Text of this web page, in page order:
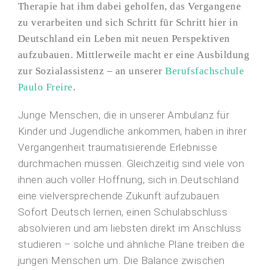
Therapie hat ihm dabei geholfen, das Vergangene
zu verarbeiten und sich Schritt für Schritt hier in
Deutschland ein Leben mit neuen Perspektiven
aufzubauen. Mittlerweile macht er eine Ausbildung
zur Sozialassistenz – an unsererBerufsfachschule
Paulo Freire.
Junge Menschen, die in unserer Ambulanz für
Kinder und Jugendliche ankommen, haben in ihrer
Vergangenheit traumatisierende Erlebnisse
durchmachen müssen. Gleichzeitig sind viele von
ihnen auch voller Hoffnung, sich in Deutschland
eine vielversprechende Zukunft aufzubauen.
Sofort Deutsch lernen, einen Schulabschluss
absolvieren und am liebsten direkt im Anschluss
studieren – solche und ähnliche Pläne treiben die
jungen Menschen um. Die Balance zwischen